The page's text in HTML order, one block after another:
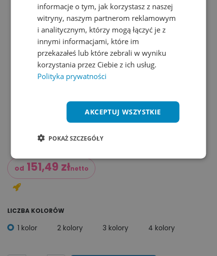
od 151,49 złnetto
LICZBA KOLORÓW
1 kolor 2 kolory 3 kolory 4 kolory
informacje o tym, jak korzystasz z naszej
witryny, naszym partnerom reklamowym
i analitycznym, którzy mogą łączyć je z
innymi informacjami, które im
przekazałeś lub które zebrali w wyniku
korzystania przez Ciebie z ich usług.
Polityka prywatności
AKCEPTUJ WSZYSTKIE
POKAŻ SZCZEGÓŁY